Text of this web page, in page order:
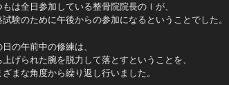
もは全日参加している整骨院院長のＩが、
試験のために午後からの参加になるということでした。
日の午前中の修練は、
上げられた腕を脱力して落とすということを、
ざまな角度から繰り返し行いました。